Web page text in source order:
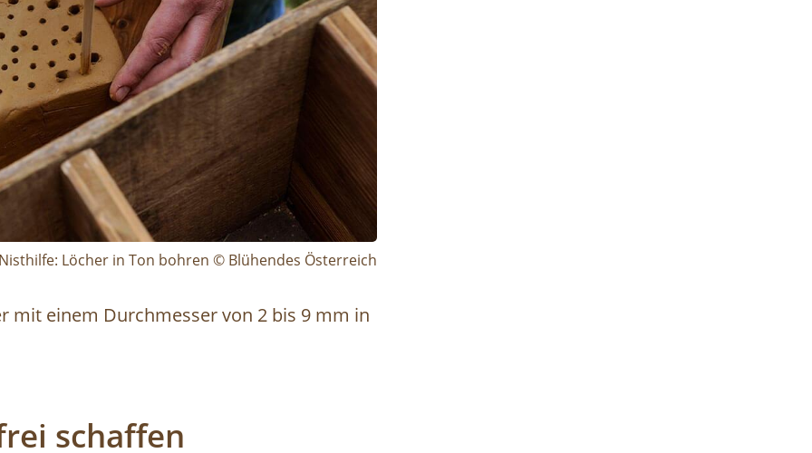
Löcher in Ton bohren © Blühendes Österreich
mit einem Durchmesser von 2 bis 9 mm in
schaffen